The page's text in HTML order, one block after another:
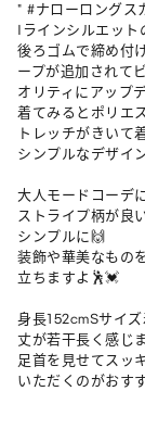
" #ナローロングス
Iラインシルエット
後ろゴムで締め付
ープが追加されて
オリティにアップ
着てみるとポリエ
トレッチがきいて
シンプルなデザイ
大人モードコーデ
ストライプ柄が良
シンプルに🙌
装飾や華美なもの
立ちますよ🕺💓
身長152cmSサイズ
丈が若干長く感じ
足首を見せてスッ
いただくのがおす